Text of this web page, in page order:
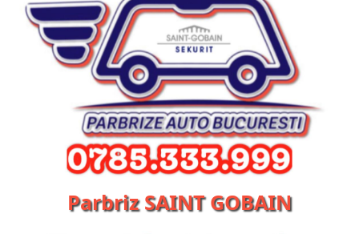
Parbriz SAINT GOBAIN